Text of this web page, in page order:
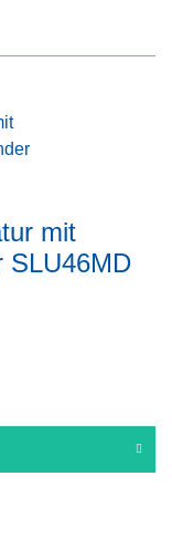
mit
SLU46MD